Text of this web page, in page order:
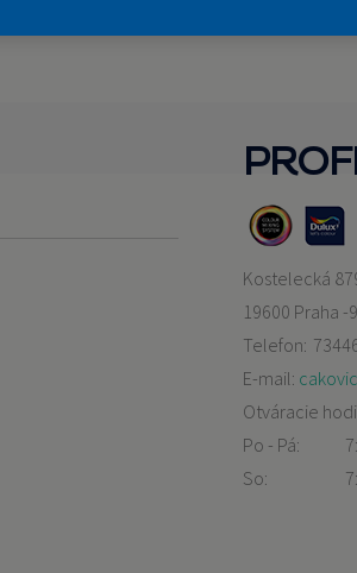
Kostelecká
19600 Praha -
Telefon:
E-mail:
Otváracie
Po - Pá:
So: